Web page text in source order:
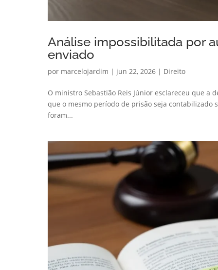
Análise impossibilitada por
enviado
por marcelojardim | jun 22, 2026 | Direito
O ministro Sebastião Reis Júnior esclareceu que
que o mesmo período de prisão seja
foram...